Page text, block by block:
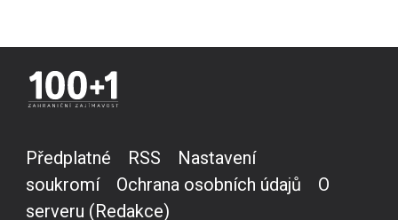
Předplatné RSS
Nastavení
soukromí
Ochrana osobních údajů
O
serveru (Redakce)